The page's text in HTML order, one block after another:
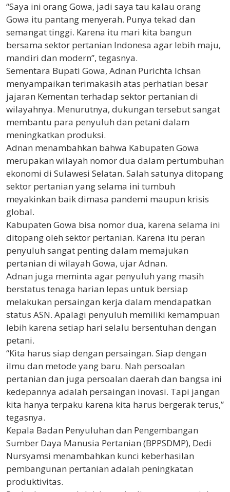
“Saya ini orang Gowa, jadi saya tau kalau orang
Gowa itu pantang menyerah. Punya tekad dan
semangat tinggi. Karena itu mari kita bangun
bersama sektor pertanian Indonesa agar lebih maju,
mandiri dan modern”, tegasnya.
Sementara Bupati Gowa, Adnan Purichta Ichsan
menyampaikan terimakasih atas perhatian besar
jajaran Kementan terhadap sektor pertanian di
wilayahnya. Menurutnya, dukungan tersebut sangat
membantu para penyuluh dan petani dalam
meningkatkan produksi.
Adnan menambahkan bahwa Kabupaten Gowa
merupakan wilayah nomor dua dalam pertumbuhan
ekonomi di Sulawesi Selatan. Salah satunya ditopang
sektor pertanian yang selama ini tumbuh
meyakinkan baik dimasa pandemi maupun krisis
global.
Kabupaten Gowa bisa nomor dua, karena selama ini
ditopang oleh sektor pertanian. Karena itu peran
penyuluh sangat penting dalam memajukan
pertanian di wilayah Gowa, ujar Adnan.
Adnan juga meminta agar penyuluh yang masih
berstatus tenaga harian lepas untuk bersiap
melakukan persaingan kerja dalam mendapatkan
status ASN. Apalagi penyuluh memiliki kemampuan
lebih karena setiap hari selalu bersentuhan dengan
petani.
“Kita harus siap dengan persaingan. Siap dengan
ilmu dan metode yang baru. Nah persoalan
pertanian dan juga persoalan daerah dan bangsa ini
kedepannya adalah persaingan inovasi. Tapi jangan
kita hanya terpaku karena kita harus bergerak terus,”
tegasnya.
Kepala Badan Penyuluhan dan Pengembangan
Sumber Daya Manusia Pertanian (BPPSDMP), Dedi
Nursyamsi menambahkan kunci keberhasilan
pembangunan pertanian adalah peningkatan
produktivitas.